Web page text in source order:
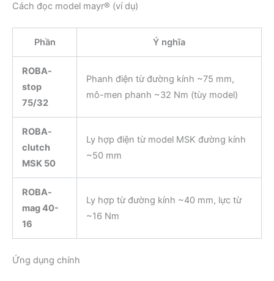
Cách đọc model mayr® (ví dụ)
Phần Ý nghĩa
ROBA-
stop
75/32
Phanh điện từ đường kính ~75 mm,
mô-men phanh ~32 Nm (tùy model)
ROBA-
clutch
MSK 50
Ly hợp điện từ model MSK đường kính
~50 mm
ROBA-
mag 40-
16
Ly hợp từ đường kính ~40 mm, lực từ
~16 Nm
Ứng dụng chính